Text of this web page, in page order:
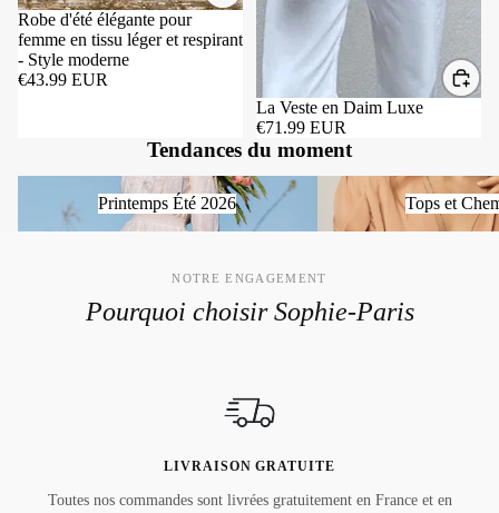
Robe d'été élégante pour
femme en tissu léger et respirant
- Style moderne
€43.99 EUR
La Veste en Daim Luxe
€71.99 EUR
Tendances du moment
Printemps Été 2026
Printemps Été 2026
Tops et Chemises
Tops et
NOTRE ENGAGEMENT
Pourquoi choisir Sophie-Paris
LIVRAISON GRATUITE
Toutes nos commandes sont livrées gratuitement en France et en